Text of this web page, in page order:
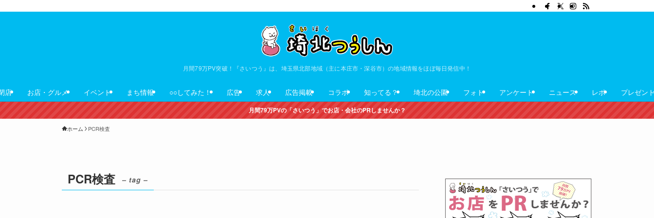
月間79万PV突破！『さいつう』は、埼玉県北部地域（主に本庄市・深谷市）の地域情報をほぼ毎日発信中！
店 お店・グルメ イベント まち情報 ○○してみた！ 広告 求人 広告掲載 コラボ 知ってる？ 埼北の公園 フォト アンケート ニュース レポ プレゼン
月間79万PVの「さいつう」でお店・会社のPRしませんか？
ホーム PCR検査
PCR検査 – tag –